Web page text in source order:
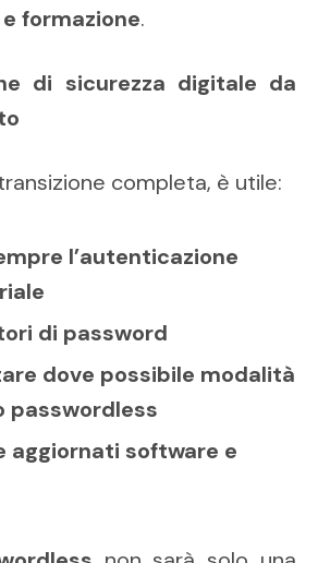
formazione.
di sicurezza digitale da
completa, è utile:
l’autenticazione
di password
dove possibile modalità
passwordless
aggiornati software e